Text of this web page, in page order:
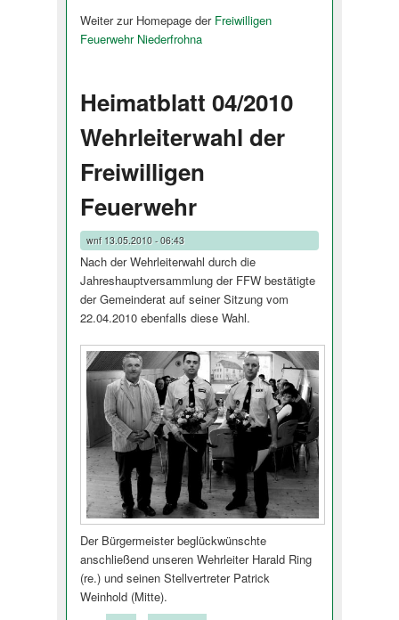
Weiter zur Homepage der Freiwilligen
Feuerwehr Niederfrohna
Heimatblatt 04/2010
Wehrleiterwahl der
Freiwilligen
Feuerwehr
wnf13.05.2010 - 06:43
Nach der Wehrleiterwahl durch die
Jahreshauptver­sammlung der FFW bestätigte
der Gemeinderat auf seiner Sitzung vom
22.04.2010 eben­falls diese Wahl.
Der Bürgermeister beglückwünschte
anschließend unseren Wehrleiter Harald Ring
(re.) und seinen Stellvertreter Patrick
Weinhold (Mitte).